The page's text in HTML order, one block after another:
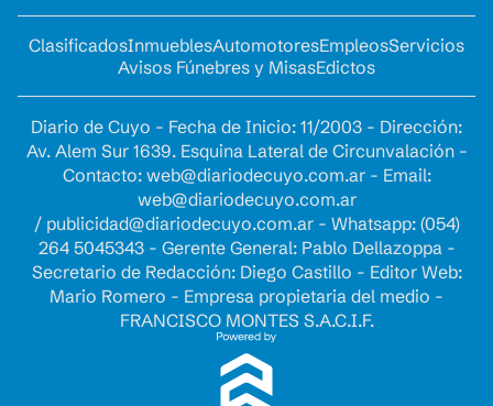
ClasificadosInmueblesAutomotoresEmpleosServicios
Avisos Fúnebres y MisasEdictos
Diario de Cuyo - Fecha de Inicio: 11/2003 - Dirección:
Av. Alem Sur 1639. Esquina Lateral de Circunvalación -
Contacto: web@diariodecuyo.com.ar- Email:
web@diariodecuyo.com.ar
/ publicidad@diariodecuyo.com.ar- Whatsapp: (054)
264 5045343 - Gerente General: Pablo Dellazoppa -
Secretario de Redacción: Diego Castillo - Editor Web:
Mario Romero - Empresa propietaria del medio -
FRANCISCO MONTES S.A.C.I.F.